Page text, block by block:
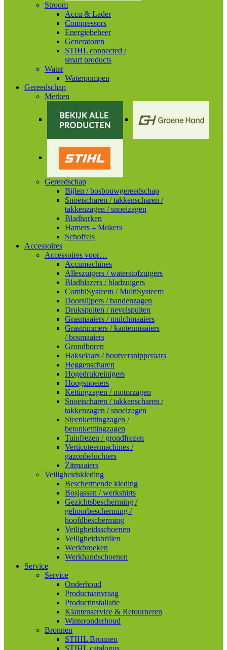
Stroom
Accu & Lader
Compressors
Energiebeheer
Generatoren
STIHL connected /
smart products
Water
Waterpompen
Gereedschap
Merken
Gereedschap
Bijlen / bosbouwgereedschap
Snoeischaren / takkenscharen /
takkenzagen / snoeizagen
Bladharken
Hamers – Mokers
Schoffels
Accessoires
Accessoires voor…
Accumachines
Alleszuigers / waterstofzuigers
Bladblazers / bladzuigers
CombiSysteem / MultiSysteem
Doorslijpers / bandenzagen
Drukspuiten / nevelspuiten
Grasmaaiers / mulchmaaiers
Grastrimmers / kantenmaaiers
/ bosmaaiers
Grondboren
Hakselaars / houtversnipperaars
Heggenscharen
Hogedrukreinigers
Hoogsnoeiers
Kettingzagen / motorzagen
Snoeischaren / takkenscharen /
takkenzagen / snoeizagen
Steenketttingzagen /
betonketttingzagen
Tuinfrezen / grondfrezen
Verticuteermachines /
gazonbeluchters
Zitmaaiers
Veiligheidskleding
Beschermende kleding
Bosjassen / werkshirts
Gezichtsbescherming /
gehoorbescherming /
hoofdbescherming
Veiligheidsschoenen
Veiligheidsbrillen
Werkbroeken
Werkhandschoenen
Service
Service
Onderhoud
Productaanvraag
Productinstallatie
Klantenservice & Retourneren
Winteronderhoud
Bronnen
STIHL Bronnen
STIHL catalogus